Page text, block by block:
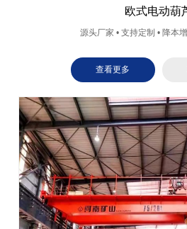
欧式电动葫
源头厂家 • 支持定制 • 降本
查看更多